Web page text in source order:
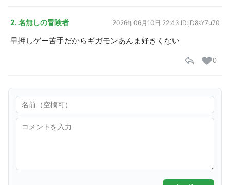
2. 名無しの冒険者 2026年06月10日 22:43 ID:jD8sY7u70
早押しゲー苦手だからギガモンあんま好きくない
0